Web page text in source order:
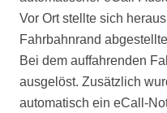
Vor Ort stellte sich
Fahrbahnrand
Bei dem auffahrenden
ausgelöst. Zusätzlich
automatisch ein eCall-